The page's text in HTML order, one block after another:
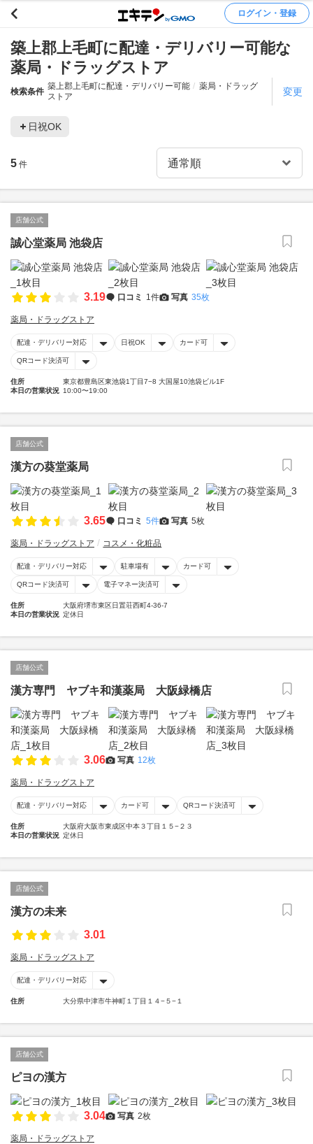
ログイン・登録
築上郡上毛町に配達・デリバリー可能な
薬局・ドラッグストア
検索条件
築上郡上毛町に配達・デリバリー可能
薬局・ドラッグ
ストア
変更
日祝OK
5 件
店舗公式
誠心堂薬局 池袋店
3.19 口コミ 1件 写真 35枚
薬局・ドラッグストア
配達・デリバリー対応 日祝OK カード可
QRコード決済可
住所
東京都豊島区東池袋1丁目7−8 大国屋10池袋ビル1F
本日の営業状況 10:00〜19:00
店舗公式
漢方の葵堂薬局
3.65 口コミ 5件 写真 5枚
薬局・ドラッグストア コスメ・化粧品
配達・デリバリー対応 駐車場有 カード可
QRコード決済可 電子マネー決済可
住所
大阪府堺市東区日置荘西町4-36-7
本日の営業状況 定休日
店舗公式
漢方専門 ヤブキ和漢薬局 大阪緑橋店
3.06 写真 12枚
薬局・ドラッグストア
配達・デリバリー対応 カード可 QRコード決済可
住所
大阪府大阪市東成区中本３丁目１５−２３
本日の営業状況 定休日
店舗公式
漢方の未来
3.01
薬局・ドラッグストア
配達・デリバリー対応
住所 大分県中津市牛神町１丁目１４−５−１
店舗公式
ピヨの漢方
3.04 写真 2枚
薬局・ドラッグストア